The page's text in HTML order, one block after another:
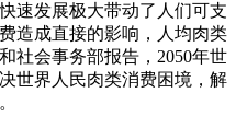
速发展极大带动了人们可支
造成直接的影响，人均肉类
社会事务部报告，2050年世
世界人民肉类消费困境，解